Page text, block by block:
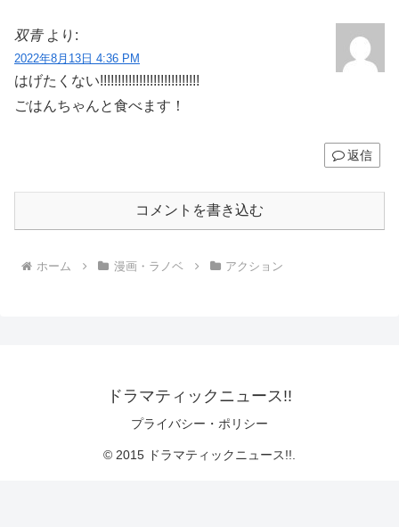
双青 より:
2022年8月13日 4:36 PM
はげたくない!!!!!!!!!!!!!!!!!!!!!!!!!!!!
ごはんちゃんと食べます！
返信
コメントを書き込む
ホーム 漫画・ラノベ アクション
ドラマティックニュース!!
プライバシー・ポリシー
© 2015 ドラマティックニュース!!.